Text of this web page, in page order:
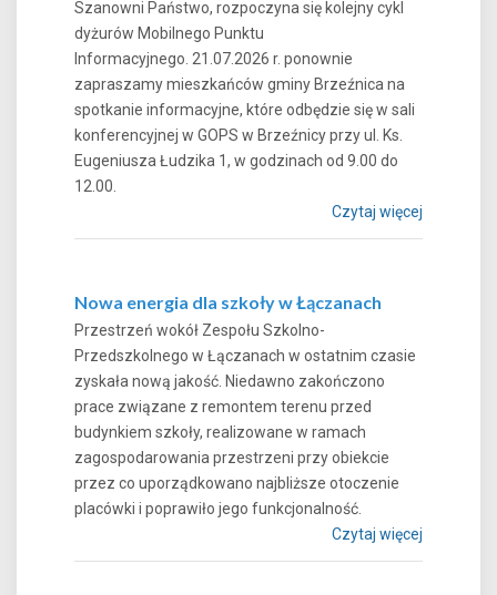
Szanowni Państwo, rozpoczyna się kolejny cykl
dyżurów Mobilnego Punktu
Informacyjnego. 21.07.2026 r. ponownie
zapraszamy mieszkańców gminy Brzeźnica na
spotkanie informacyjne, które odbędzie się w sali
konferencyjnej w GOPS w Brzeźnicy przy ul. Ks.
Eugeniusza Łudzika 1, w godzinach od 9.00 do
12.00.
Czytaj więcej
Nowa energia dla szkoły w Łączanach
Przestrzeń wokół Zespołu Szkolno-
Przedszkolnego w Łączanach w ostatnim czasie
zyskała nową jakość. Niedawno zakończono
prace związane z remontem terenu przed
budynkiem szkoły, realizowane w ramach
zagospodarowania przestrzeni przy obiekcie
przez co uporządkowano najbliższe otoczenie
placówki i poprawiło jego funkcjonalność.
Czytaj więcej